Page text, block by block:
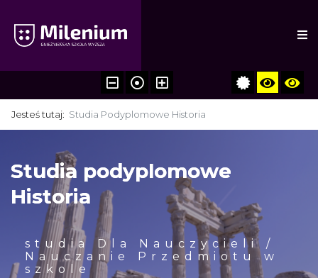
Jesteś tutaj: Studia Podyplomowe Historia
Studia podyplomowe
Historia
studia Dla Nauczycieli /
Nauczanie Przedmiotu w
szkole